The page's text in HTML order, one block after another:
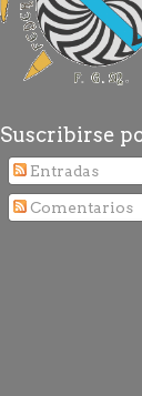
Suscribirse
Entradas
Comentarios